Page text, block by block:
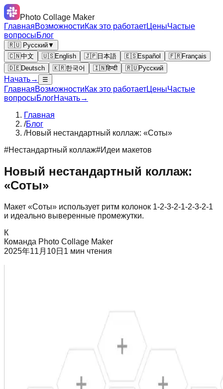
Photo Collage Maker
ГлавнаяВозможностиКак это работаетЦеныЧастые
вопросыБлог
🇷🇺 Русский▼
🇨🇳中文 🇺🇸English 🇯🇵日本語 🇪🇸Español 🇫🇷Français
🇩🇪Deutsch 🇰🇷한국어 🇮🇳हिन्दी 🇷🇺Русский
Начать→ ☰
ГлавнаяВозможностиКак это работаетЦеныЧастые
вопросыБлогНачать→
Главная
/Блог
/Новый нестандартный коллаж: «Соты»
#Нестандартный коллаж#Идеи макетов
Новый нестандартный коллаж:
«Соты»
Макет «Соты» использует ритм колонок 1-2-3-2-1-2-3-2-1
и идеально выверенные промежутки.
К
Команда Photo Collage Maker
2025年11月10日 1 мин чтения